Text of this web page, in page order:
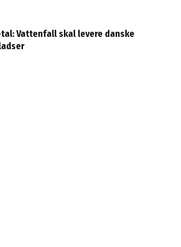
Vattenfall skal levere danske